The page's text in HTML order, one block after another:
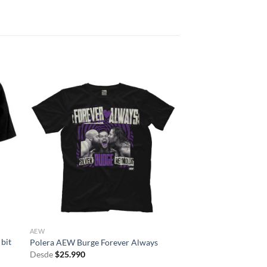
bit
AEW
Polera AEW Burge Forever Always
Desde $25.990